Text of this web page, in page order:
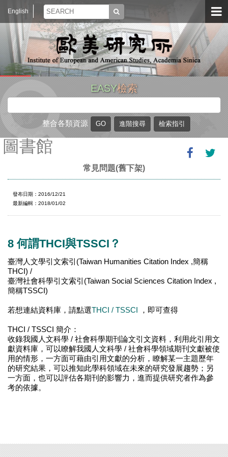
English
EASY檢索
整合各類資源
圖書館
常見問題(舊下架)
發布日期：2016/12/21
最新編輯：2018/01/02
8 何謂THCI與TSSCI？
臺灣人文學引文索引(Taiwan Humanities Citation Index ,簡稱
THCI) /
臺灣社會科學引文索引(Taiwan Social Sciences Citation Index ,
簡稱TSSCI)
若想連結資料庫，請點選THCI / TSSCI ，即可查得
THCI / TSSCI 簡介：
收錄我國人文科學 / 社會科學期刊論文引文資料，利用此引用文
獻資料庫，可以瞭解我國人文科學 / 社會科學領域期刊文獻被使
用的情形，一方面可藉由引用文獻的分析，瞭解某一主題歷年
的研究結果，可以推知此學科領域在未來的研究發展趨勢；另
一方面，也可以評估各期刊的影響力，進而提供研究者作為參
考的依據。